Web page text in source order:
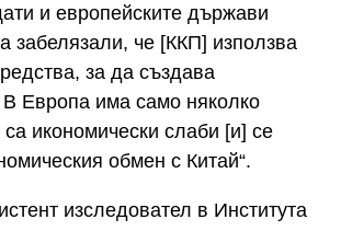
и европейските държави
забелязали, че [ККП] използва
за да създава
В Европа има само няколко
икономически слаби [и] се
обмен с Китай“.
изследовател в Института